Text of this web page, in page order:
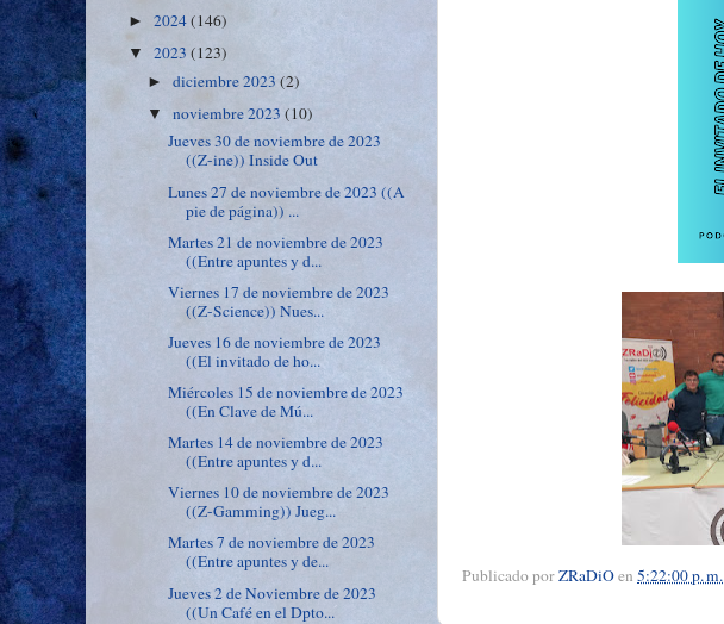
Publicado porZRaDiOen 5:22:00 p. m.
► 2024(146)
▼ 2023 (123)
►diciembre 2023(2)
▼noviembre 2023(10)
Jueves 30 de noviembre de 2023
((Z-ine)) Inside Out
Lunes 27 de noviembre de 2023 ((A
pie de página)) ...
Martes 21 de noviembre de 2023
((Entre apuntes y d...
Viernes 17 de noviembre de 2023
((Z-Science)) Nues...
Jueves 16 de noviembre de 2023
((El invitado de ho...
Miércoles 15 de noviembre de 2023
((En Clave de Mú...
Martes 14 de noviembre de 2023
((Entre apuntes y d...
Viernes 10 de noviembre de 2023
((Z-Gamming)) Jueg...
Martes 7 de noviembre de 2023
((Entre apuntes y de...
Jueves 2 de Noviembre de 2023
((Un Café en el Dpto...